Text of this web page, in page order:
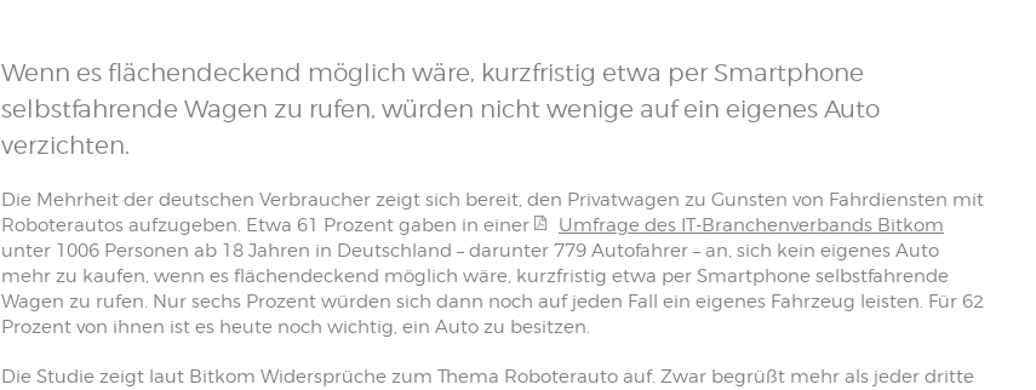
Wenn es flächendeckend möglich wäre, kurzfristig etwa per Smartphone
selbstfahrende Wagen zu rufen, würden nicht wenige auf ein eigenes Auto
verzichten.
Die Mehrheit der deutschen Verbraucher zeigt sich bereit, den Privatwagen zu Gunsten von Fahrdiensten mit
Roboterautos aufzugeben. Etwa 61 Prozent gaben in einer
Umfrage des IT-Branchenverbands Bitkom
unter 1006 Personen ab 18 Jahren in Deutschland – darunter 779 Autofahrer – an, sich kein eigenes Auto
mehr zu kaufen, wenn es flächendeckend möglich wäre, kurzfristig etwa per Smartphone selbstfahrende
Wagen zu rufen. Nur sechs Prozent würden sich dann noch auf jeden Fall ein eigenes Fahrzeug leisten. Für 62
Prozent von ihnen ist es heute noch wichtig, ein Auto zu besitzen.
Die Studie zeigt laut Bitkom Widersprüche zum Thema Roboterauto auf. Zwar begrüßt mehr als jeder dritte